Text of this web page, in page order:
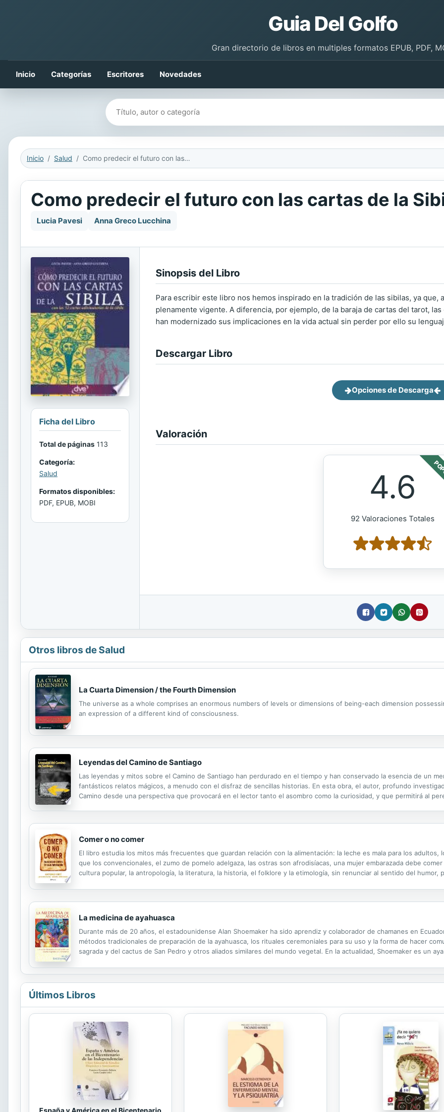
Guia Del Golfo
Gran directorio de libros en multiples formatos EPUB, PDF,
Inicio Categorías Escritores Novedades
Buscar libros
Inicio Salud Como predecir el futuro con las cartas de la Sibila
Como predecir el futuro con las cartas de la
Lucia Pavesi Anna Greco Lucchina
Ficha del Libro
Total de páginas 113
Categoría:
Salud
Formatos disponibles:
PDF, EPUB, MOBI
Sinopsis del Libro
Para escribir este libro nos hemos inspirado en la tradición de las sibilas, ya que,
plenamente vigente. A diferencia, por ejemplo, de la baraja de cartas del tarot,
han modernizado sus implicaciones en la vida actual sin perder por ello su
Descargar Libro
Opciones de Descarga
Valoración
4.6
92 Valoraciones Totales
Otros libros de Salud
La Cuarta Dimension / the Fourth Dimension
The universe as a whole comprises an enormous numbers of levels or dimensions of being-each dimension
an expression of a different kind of consciousness.
Leyendas del Camino de Santiago
Las leyendas y mitos sobre el Camino de Santiago han perdurado en el tiempo y han conservado la esencia de un
fantásticos relatos mágicos, a menudo con el disfraz de sencillas historias. En esta obra, el autor, profundo
Camino desde una perspectiva que provocará en el lector tanto el asombro como la curiosidad, y que permitirá al
Comer o no comer
El libro estudia los mitos más frecuentes que guardan relación con la alimentación: la leche es mala para los
que los convencionales, el zumo de pomelo adelgaza, las ostras son afrodisíacas, una mujer embarazada debe
cultura popular, la antropología, la literatura, la historia, el folklore y la etimología, sin renunciar al sentido del humor,
La medicina de ayahuasca
Durante más de 20 años, el estadounidense Alan Shoemaker ha sido aprendiz y colaborador de chamanes en
métodos tradicionales de preparación de la ayahuasca, los rituales ceremoniales para su uso y la forma de hacer
sagrada y del cactus de San Pedro y otros aliados similares del mundo vegetal. En la actualidad, Shoemaker es un
Últimos Libros
España y América en el Bicentenario